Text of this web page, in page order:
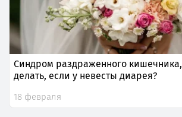
Синдром раздраженного
делать, если у невесты диарея?
18 февраля